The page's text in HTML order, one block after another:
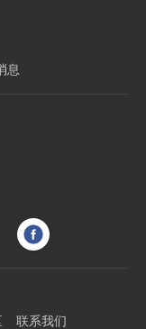
息
联系我们